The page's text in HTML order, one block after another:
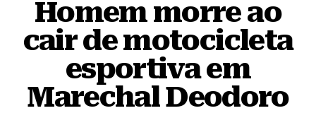
Homem morre ao
cair de motocicleta
esportiva em
Marechal Deodoro